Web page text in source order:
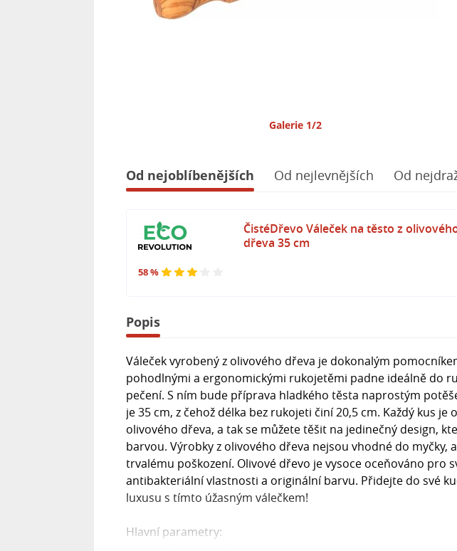
Galerie 1/2
Od nejoblíbenějších Od nejlevnějších Od
58 %
ČistéDřevo Váleček na těsto z
dřeva 35 cm
Popis
Váleček vyrobený z olivového dřeva je dokonalým
pohodlnými a ergonomickými rukojetěmi padne ideálně do
pečení. S ním bude příprava hladkého těsta naprostým
je 35 cm, z čehož délka bez rukojeti činí 20,5 cm. Každý kus
olivového dřeva, a tak se můžete těšit na jedinečný design,
barvou. Výrobky z olivového dřeva nejsou vhodné do myčky,
trvalému poškození. Olivové dřevo je vysoce oceňováno pro
antibakteriální vlastnosti a originální barvu. Přidejte do své
luxusu s tímto úžasným válečkem!
Hlavní parametry: